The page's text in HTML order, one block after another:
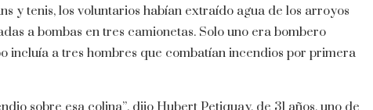
y tenis, los voluntarios habían extraído agua de los arroyos
a bombas en tres camionetas. Solo uno era bombero
incluía a tres hombres que combatían incendios por primera